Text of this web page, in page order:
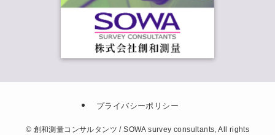
プライバシーポリシー
© 創和測量コンサルタンツ / SOWA survey consultants, All rights